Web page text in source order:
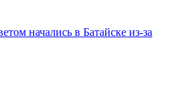
начались в Батайске из-за